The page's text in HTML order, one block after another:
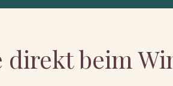
direkt beim